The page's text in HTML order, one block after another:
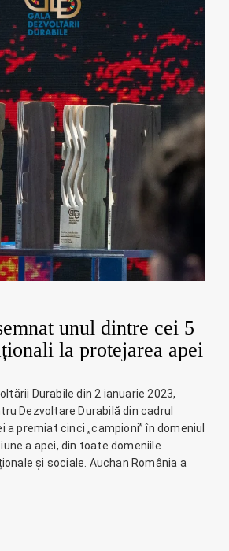
unul dintre cei 5
la protejarea apei
Durabile din 2 ianuarie 2023,
Dezvoltare Durabilă din cadrul
a premiat cinci „campioni” în domeniul
a apei, din toate domeniile
și sociale. Auchan România a